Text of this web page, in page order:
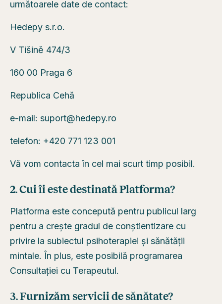
următoarele date de contact:
Hedepy s.r.o.
V Tišině 474/3
160 00 Praga 6
Republica Cehă
e-mail: suport@hedepy.ro
telefon: +420 771 123 001
Vă vom contacta în cel mai scurt timp posibil.
2. Cui îi este destinată Platforma?
Platforma este concepută pentru publicul larg
pentru a crește gradul de conștientizare cu
privire la subiectul psihoterapiei și sănătății
mintale. În plus, este posibilă programarea
Consultației cu Terapeutul.
3. Furnizăm servicii de sănătate?